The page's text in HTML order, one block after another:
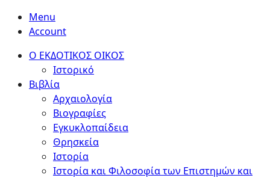
Menu
Account
Ο ΕΚΔΟΤΙΚΟΣ ΟΙΚΟΣ
Ιστορικό
Βιβλία
Αρχαιολογία
Βιογραφίες
Εγκυκλοπαίδεια
Θρησκεία
Ιστορία
Ιστορία και Φιλοσοφία των Επιστημών και